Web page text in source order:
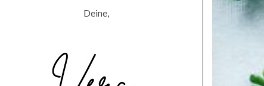
Deine,